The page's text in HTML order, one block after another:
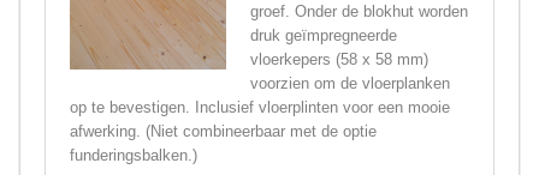
groef. Onder de blokhut worden
druk geïmpregneerde
vloerkepers (58 x 58 mm)
voorzien om de vloerplanken
op te bevestigen. Inclusief vloerplinten voor een mooie
afwerking. (Niet combineerbaar met de optie
funderingsbalken.)